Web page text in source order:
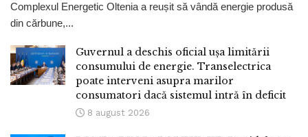
Complexul Energetic Oltenia a reușit să vândă energie produsă
din cărbune,...
Guvernul a deschis oficial ușa limitării
consumului de energie. Transelectrica
poate interveni asupra marilor
consumatori dacă sistemul intră în deficit
8 august 2026